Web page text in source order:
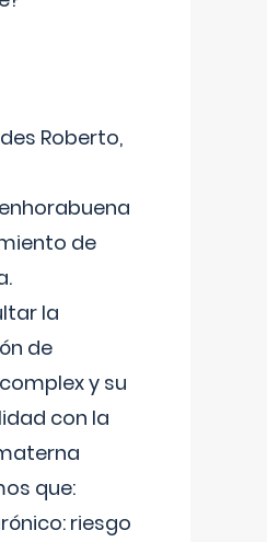
Roberto,
de
la
de
y su
con la
que:
riesgo